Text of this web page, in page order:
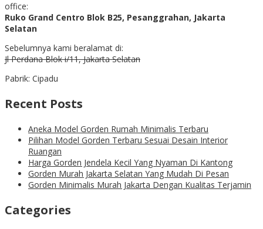
office:
Ruko Grand Centro Blok B25, Pesanggrahan, Jakarta
Selatan
Sebelumnya kami beralamat di:
Jl Perdana Blok i/11, Jakarta Selatan
Pabrik: Cipadu
Recent Posts
Aneka Model Gorden Rumah Minimalis Terbaru
Pilihan Model Gorden Terbaru Sesuai Desain Interior
Ruangan
Harga Gorden Jendela Kecil Yang Nyaman Di Kantong
Gorden Murah Jakarta Selatan Yang Mudah Di Pesan
Gorden Minimalis Murah Jakarta Dengan Kualitas Terjamin
Categories